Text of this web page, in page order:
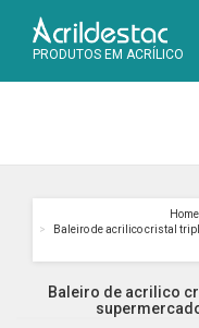
PRODUTOS EM ACRÍLICO
Home
Baleiro de acrilico cristal
Baleiro de acrilico